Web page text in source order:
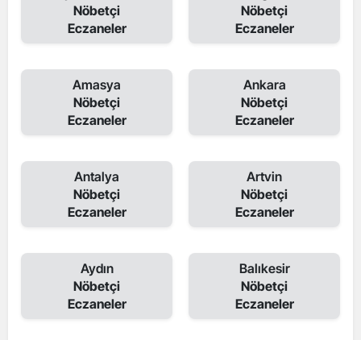
Nöbetçi
Eczaneler
Nöbetçi
Eczaneler
Amasya
Nöbetçi
Eczaneler
Ankara
Nöbetçi
Eczaneler
Antalya
Nöbetçi
Eczaneler
Artvin
Nöbetçi
Eczaneler
Aydın
Nöbetçi
Eczaneler
Balıkesir
Nöbetçi
Eczaneler